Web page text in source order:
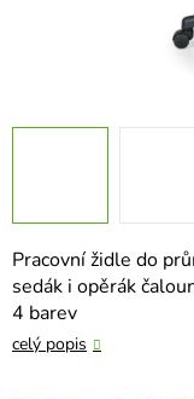
Pracovní židle do
sedák i opěrák
4 barev
celý popis